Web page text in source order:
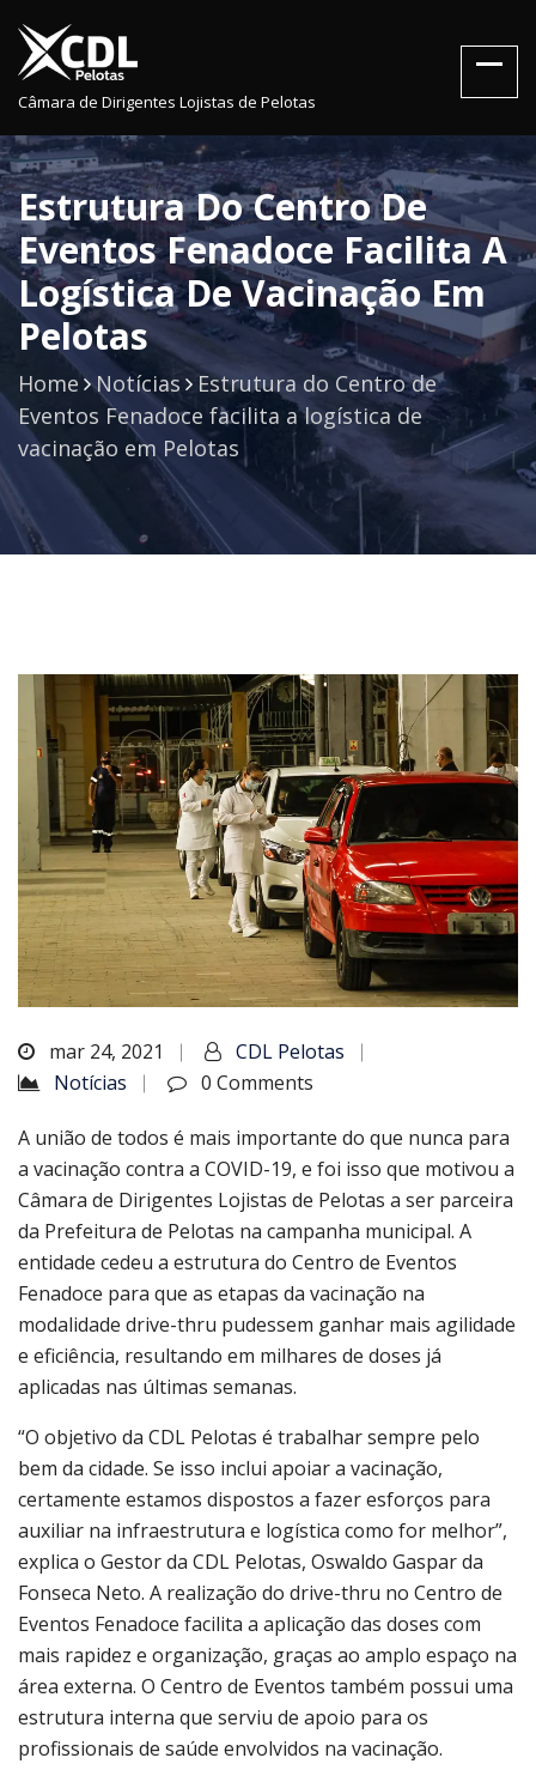
Câmara de Dirigentes Lojistas de Pelotas
Estrutura Do Centro De
Eventos Fenadoce Facilita A
Logística De Vacinação Em
Pelotas
Home Notícias
Estrutura do Centro de
Eventos Fenadoce facilita a logística de
vacinação em Pelotas
mar 24, 2021
CDL Pelotas
Notícias
0 Comments
A união de todos é mais importante do que nunca para
a vacinação contra a COVID-19, e foi isso que motivou a
Câmara de Dirigentes Lojistas de Pelotas a ser parceira
da Prefeitura de Pelotas na campanha municipal. A
entidade cedeu a estrutura do Centro de Eventos
Fenadoce para que as etapas da vacinação na
modalidade drive-thru pudessem ganhar mais agilidade
e eficiência, resultando em milhares de doses já
aplicadas nas últimas semanas.
“O objetivo da CDL Pelotas é trabalhar sempre pelo
bem da cidade. Se isso inclui apoiar a vacinação,
certamente estamos dispostos a fazer esforços para
auxiliar na infraestrutura e logística como for melhor”,
explica o Gestor da CDL Pelotas, Oswaldo Gaspar da
Fonseca Neto. A realização do drive-thru no Centro de
Eventos Fenadoce facilita a aplicação das doses com
mais rapidez e organização, graças ao amplo espaço na
área externa. O Centro de Eventos também possui uma
estrutura interna que serviu de apoio para os
profissionais de saúde envolvidos na vacinação.